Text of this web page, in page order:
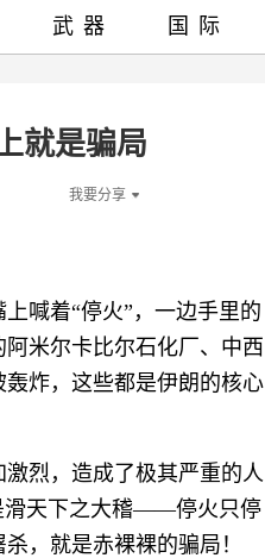
就是骗局
我要分享
喊着“停火”，一边手里的
米尔卡比尔石化厂、中西
炸，这些都是伊朗的核心
烈，造成了极其严重的人
滑天下之大稽——停火只停
，就是赤裸裸的骗局！
武器 国际